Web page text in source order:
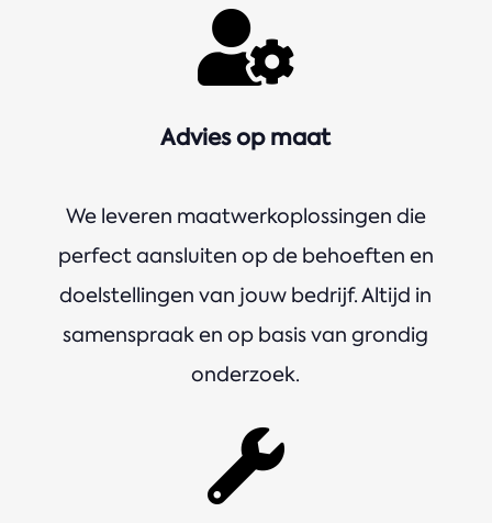

Advies op maat
We leveren maatwerkoplossingen die
perfect aansluiten op de behoeften en
doelstellingen van jouw bedrijf. Altijd in
samenspraak en op basis van grondig
onderzoek.
